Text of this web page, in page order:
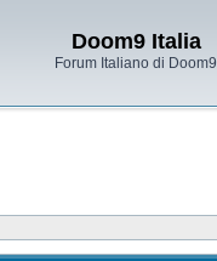
Doom9 Italia
Forum Italiano di Doom9